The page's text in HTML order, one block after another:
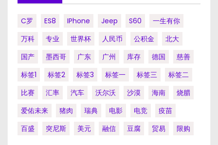
C罗 ES8 IPhone Jeep S60
一生有你
万科
专业 世界杯 人民币 公积金
北大
国产
墨西哥 广东 广州 库存 德国
慈善
标签1
标签2 标签3 标签一 标签三
标签二
比赛
汇率 汽车 沃尔沃 沙漠 海南
烧腊
爱佑未来
猪肉 瑞典 电影 电竞
疫苗
百盛
突尼斯 美元 融信 豆腐 贸易 限购